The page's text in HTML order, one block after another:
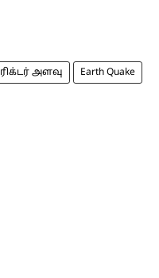
ரிக்டர் அளவு Earth Quake